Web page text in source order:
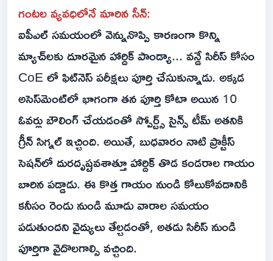
గంటల వ్యవధిలోనే మారిన సీన్:
ఐపీఎల్ సమయంలో వెన్నునొప్పి కారణంగా కొన్ని
మ్యాచ్‌లకు దూరమైన హార్దిక్ పాండ్యా... వన్డే సిరీస్ కోసం
CoE లో ఫిట్‌నెస్ పరీక్షలు పూర్తి చేసుకున్నాడు. అక్కడ
అసెస్‌మెంట్‌లో భాగంగా తన పూర్తి కోటా అయిన 10
ఓవర్లు బౌలింగ్ చేయడంతో స్పోర్ట్స్ సైన్స్ టీమ్ అతనికి
గ్రీన్ సిగ్నల్ ఇచ్చింది. అయితే, బుధవారం నాటి ప్రాక్టీస్
సెషన్‌లో దురదృష్టవశాత్తూ హార్దిక్ తొడ కండరాల గాయం
బారిన పడ్డాడు. ఈ కొత్త గాయం నుండి కోలుకోవడానికి
కనీసం రెండు నుండి మూడు వారాల సమయం
పడుతుందని వైద్యులు తేల్చడంతో, అతడు సిరీస్ నుండి
పూర్తిగా వైదొలగాల్సి వచ్చింది.